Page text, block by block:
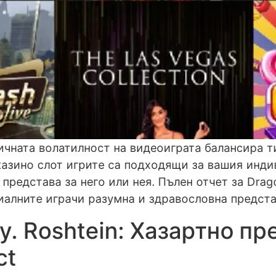
волатилност на видеоиграта
слот игрите са подходящи за вашия
за него или нея. Пълен отчет за
играчи разумна и здравословна
Roshtein: Хазартно